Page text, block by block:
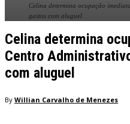
Celina determina ocupação
gastos com aluguel
Celina determina
Centro
com aluguel
By Willian Carvalho de Menezes